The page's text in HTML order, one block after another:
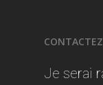
Je serai